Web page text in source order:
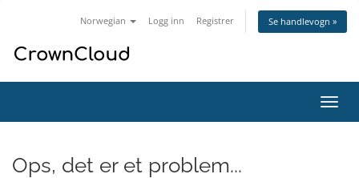
Norwegian Logg inn Registrer Se handlevogn »
Bytt
Ops, det er et problem...